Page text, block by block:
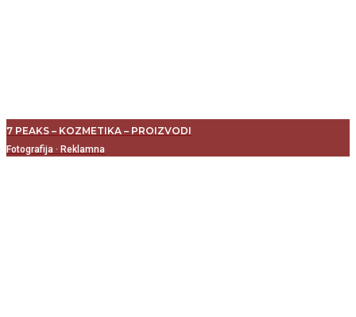
7 PEAKS – KOZMETIKA – PROIZVODI
Fotografija · Reklamna